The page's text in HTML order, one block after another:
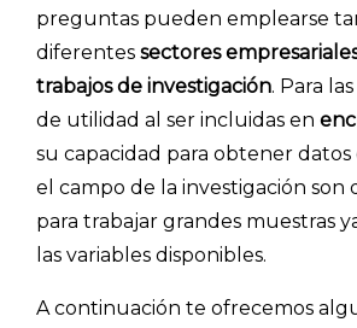
preguntas pueden emplearse
diferentes sectores
trabajos de investigación. Para
de utilidad al ser incluidas en
su capacidad para obtener datos
el campo de la investigación son
para trabajar grandes muestras
las variables disponibles.
A continuación te ofrecemos